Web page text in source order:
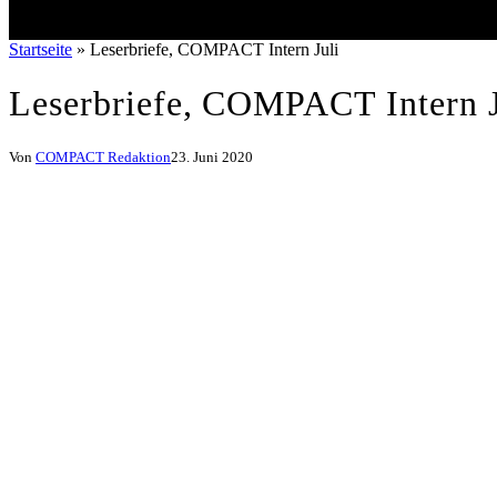
Startseite » Leserbriefe, COMPACT Intern Juli
Leserbriefe, COMPACT Intern
Von COMPACT Redaktion23. Juni 2020